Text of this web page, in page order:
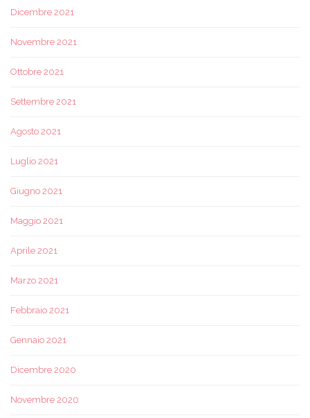
Dicembre 2021
Novembre 2021
Ottobre 2021
Settembre 2021
Agosto 2021
Luglio 2021
Giugno 2021
Maggio 2021
Aprile 2021
Marzo 2021
Febbraio 2021
Gennaio 2021
Dicembre 2020
Novembre 2020